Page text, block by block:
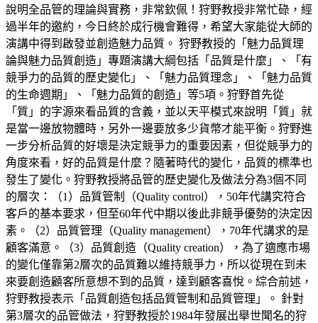
說明全品管的理論與實務，非常欽佩！狩野教授非常忙碌，經
過半年的邀約，今日終於成行機會難得，希望大家能從大師的
演講中得到啟發並創造魅力品質。 狩野教授的「魅力品質理
論與魅力品質創造」專題演講大綱包括「品質是什麼」、「有
競爭力的品質的歷史變化」、「魅力品質理念」、「魅力品質
的生命週期」、「魅力品質的創造」等5項。狩野首先從
「質」的字源來看品質的含義，並以天平模式來說明「質」就
是當一邊放物體時，另外一邊要放多少貨幣才能平衡。狩野進
一步分析品質的好壞是決定競爭力的重要因素，但從競爭力的
角度來看，好的品質是什麼？隨著時代的變化，品質的標準也
發生了變化。狩野教授將品管的歷史變化及做法分為3個不同
的層次：（1）品質管制（Quality control），50年代講究符合
客戶的基本要求，但至60年代中期以後此非競爭優勢的決定因
素。（2）品質管理（Quality management），70年代講求的是
顧客滿意。（3）品質創造（Quality creation），為了適應市場
的變化僅靠第2層次的品質難以維持競爭力，所以從現在到未
來要創造顧客所意想不到的品質，達到顧客喜悅。綜合前述，
狩野教授表示「品質創造包括品質管制和品質管理」。 針對
第3層次的品管做法，狩野教授於1984年發展出舉世聞名的狩